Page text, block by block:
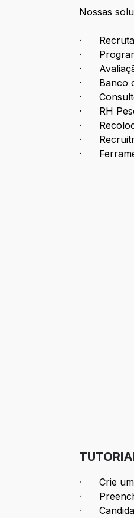
Nossas
·
·
·
· Banco
·
· RH
·
·
·
·Crie
·
·